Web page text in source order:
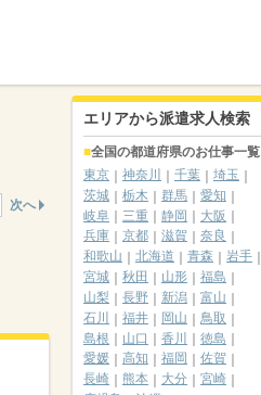
次へ
エリアから派遣求人検索
全国の都道府県のお仕事一覧
東京
神奈川 千葉
埼玉
茨城
栃木 群馬
愛知
岐阜
三重 静岡
大阪
兵庫
京都 滋賀
奈良
和歌山
北海道 青森
岩手
宮城
秋田 山形
福島
山梨
長野 新潟
富山
石川
福井 岡山
鳥取
島根
山口 香川
徳島
愛媛
高知 福岡
佐賀
長崎
熊本 大分
宮崎